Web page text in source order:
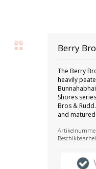
Berry
The Berry
heavily
Shores
Bros &
and